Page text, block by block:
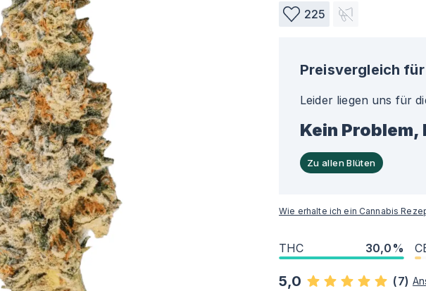
225
Preisvergleich für
Leider liegen uns für
Kein
Zu allen Blüten
Wie erhalte ich ein Cannabis
THC 30,0%
5,0 (7)